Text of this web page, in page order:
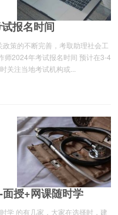
报名时间
策的不断完善，考取助理社会工
师2024年考试报名时间 预计在3-4
关注当地考试机构或...
授+网课随时学
学 的有几家，大家在选择时，建